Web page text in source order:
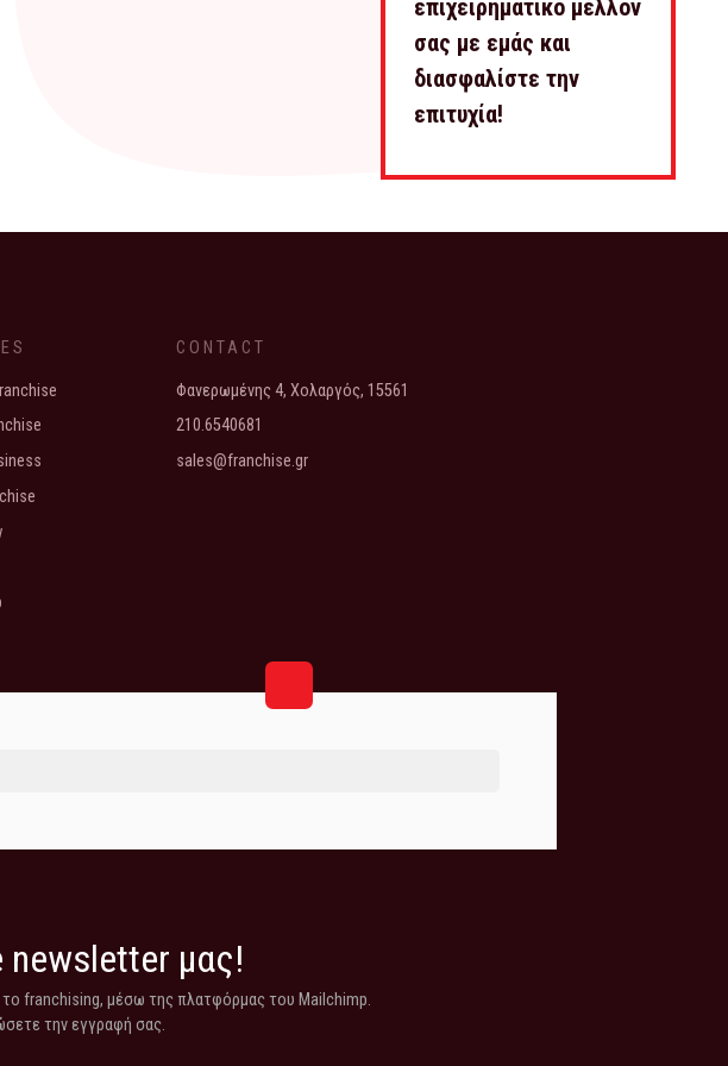
επιχειρηματικό μέλλον
σας με εμάς και
διασφαλίστε την
επιτυχία!
CONTACT
Φανερωμένης 4, Χολαργός, 15561
210.6540681
sales@franchise.gr
newsletter μας!
franchising, μέσω της πλατφόρμας του Mailchimp.
την εγγραφή σας.